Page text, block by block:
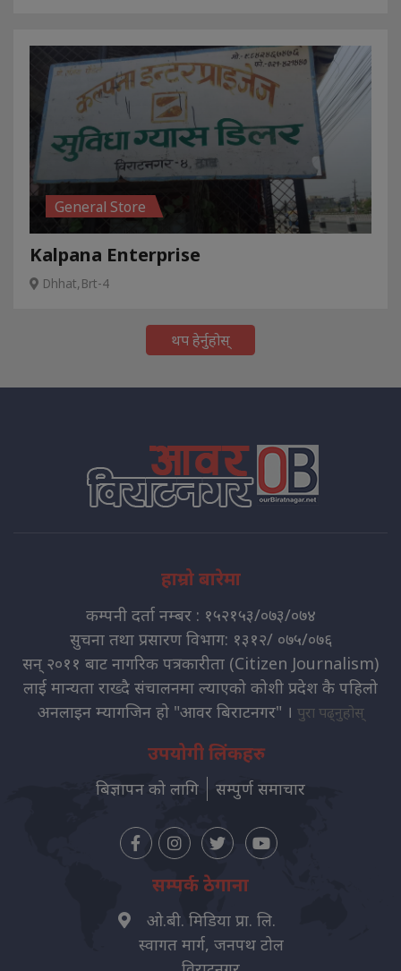
General Store
Kalpana Enterprise
Dhhat,Brt-4
थप हेर्नुहोस्
हाम्रो बारेमा
कम्पनी दर्ता नम्बर : १५२१५३/०७३/०७४
सुचना तथा प्रसारण विभाग: १३१२/ ०७५/०७६
सन् २०११ बाट नागरिक पत्रकारीता (Citizen Journalism)
लाई मान्यता राख्दै संचालनमा ल्याएको कोशी प्रदेश कै पहिलो
अनलाइन म्यागजिन हो "आवर बिराटनगर" । पुरा पढ्नुहोस्
उपयोगी लिंकहरु
बिज्ञापन को लागि सम्पुर्ण समाचार
सम्पर्क ठेगाना
ओ.बी. मिडिया प्रा. लि.
स्वागत मार्ग, जनपथ टोल